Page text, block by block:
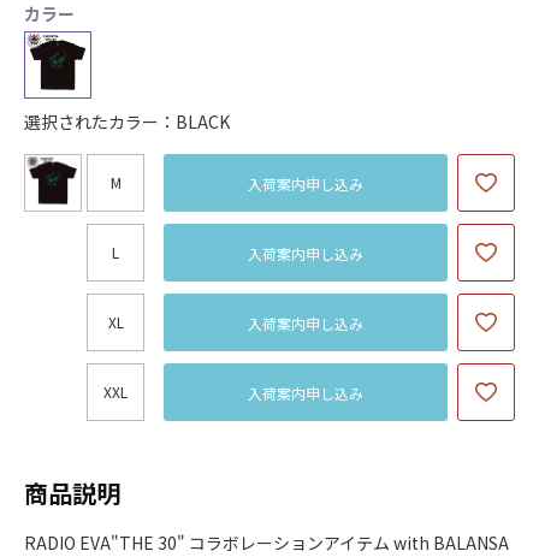
カラー
選択されたカラー：BLACK
M 入荷案内申し込み
L 入荷案内申し込み
XL 入荷案内申し込み
XXL 入荷案内申し込み
商品説明
RADIO EVA"THE 30" コラボレーションアイテム with BALANSA